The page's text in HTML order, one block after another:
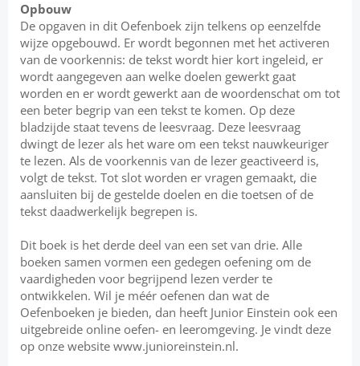
Opbouw
De opgaven in dit Oefenboek zijn telkens op eenzelfde
wijze opgebouwd. Er wordt begonnen met het activeren
van de voorkennis: de tekst wordt hier kort ingeleid, er
wordt aangegeven aan welke doelen gewerkt gaat
worden en er wordt gewerkt aan de woordenschat om tot
een beter begrip van een tekst te komen. Op deze
bladzijde staat tevens de leesvraag. Deze leesvraag
dwingt de lezer als het ware om een tekst nauwkeuriger
te lezen. Als de voorkennis van de lezer geactiveerd is,
volgt de tekst. Tot slot worden er vragen gemaakt, die
aansluiten bij de gestelde doelen en die toetsen of de
tekst daadwerkelijk begrepen is.
Dit boek is het derde deel van een set van drie. Alle
boeken samen vormen een gedegen oefening om de
vaardigheden voor begrijpend lezen verder te
ontwikkelen. Wil je méér oefenen dan wat de
Oefenboeken je bieden, dan heeft Junior Einstein ook een
uitgebreide online oefen- en leeromgeving. Je vindt deze
op onze website www.junioreinstein.nl.